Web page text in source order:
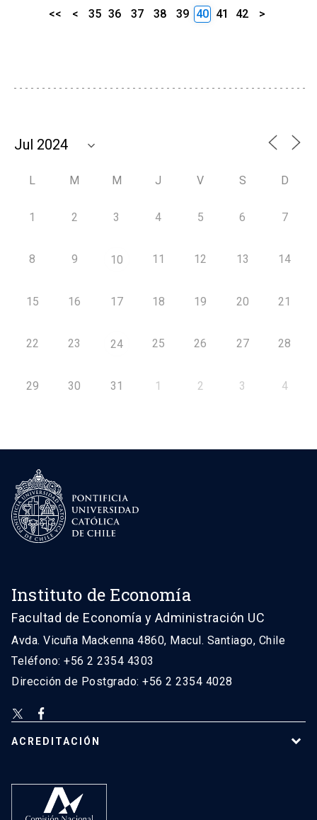
<< < 35 36 37 38 39 40 41 42 >
L M M J V S D
1 2 3 4 5 6 7
8 9 10 11 12 13 14
15 16 17 18 19 20 21
22 23 24 25 26 27 28
29 30 31 1 2 3 4
Instituto de Economía
Facultad de Economía y Administración UC
Avda. Vicuña Mackenna 4860, Macul. Santiago, Chile
Teléfono: +56 2 2354 4303
Dirección de Postgrado: +56 2 2354 4028
ACREDITACIÓN